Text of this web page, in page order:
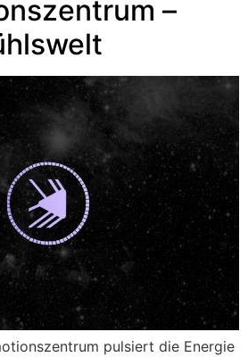
–
pulsiert die Energie